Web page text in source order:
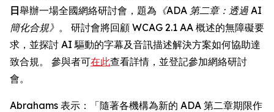
日舉辦一場全國網絡研討會，題為 《ADA 第二章：透過 AI
簡化合規》 。 研討會將回顧 WCAG 2.1 AA 概述的無障礙要
求，並探討 AI 驅動的字幕及音訊描述解決方案如何協助達
致合規。 參與者可在此查看詳情，並登記參加網絡研討
會。
Abrahams 表示：「隨著各機構為新的 ADA 第二章期限作